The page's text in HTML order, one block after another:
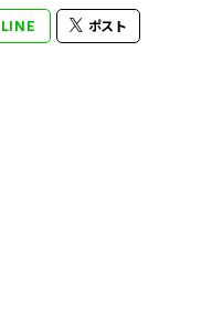
LINE ポスト